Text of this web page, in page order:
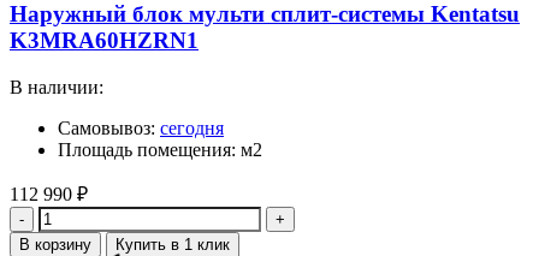
Наружный блок мульти сплит-системы Kentatsu
K3MRA60HZRN1
В наличии:
Самовывоз: сегодня
Площадь помещения: м2
112 990 ₽
Количество
В корзину Купить в 1 клик